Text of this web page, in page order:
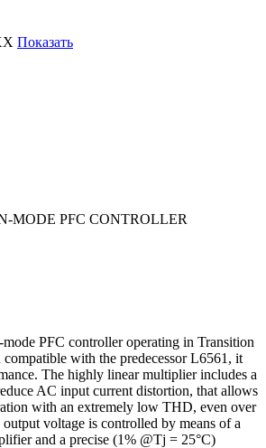
Показать
MODE PFC CONTROLLER
PFC controller operating in Transition
with the predecessor L6561, it
The highly linear multiplier includes a
AC input current distortion, that allows
with an extremely low THD, even over
voltage is controlled by means of a
and a precise (1% @Tj = 25°C)